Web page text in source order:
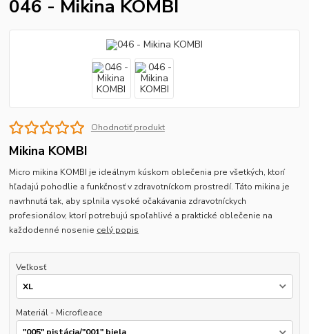
046 - Mikina KOMBI
Ohodnotiť produkt
Mikina KOMBI
Micro mikina KOMBI je ideálnym kúskom oblečenia pre všetkých, ktorí
hľadajú pohodlie a funkčnosť v zdravotníckom prostredí. Táto mikina je
navrhnutá tak, aby splnila vysoké očakávania zdravotníckych
profesionálov, ktorí potrebujú spoľahlivé a praktické oblečenie na
každodenné nosenie celý popis
Veľkosť
Materiál - Microfleace